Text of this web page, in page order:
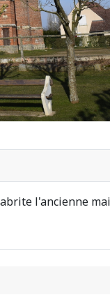
l'ancienne